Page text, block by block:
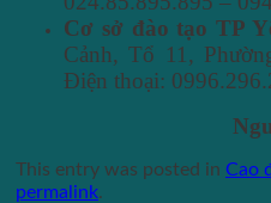
Cơ sở đào tạo TP
Cảnh, Tổ 11,
Điện thoại:
This entry was posted in Cao
permalink.